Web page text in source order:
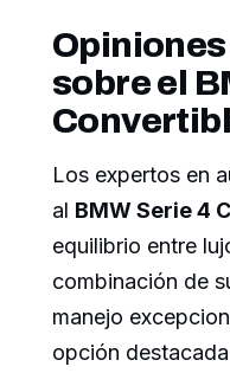
sobre el
Los expertos en
al BMW Serie 4
equilibrio entre
combinación de
manejo
opción